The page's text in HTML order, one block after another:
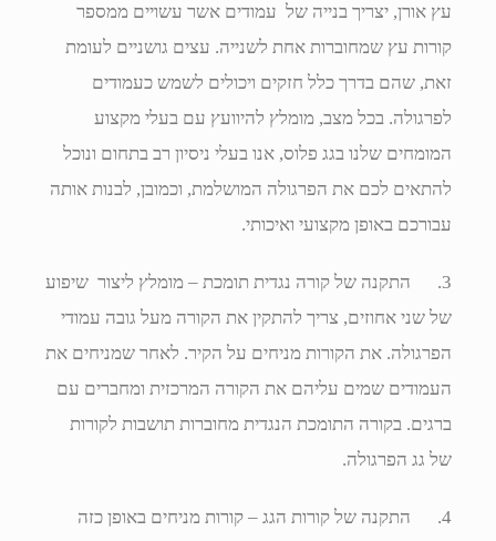
עץ אורן, יצריך בנייה של עמודים אשר עשויים ממספר
קורות עץ שמחוברות אחת לשנייה. עצים גושניים לעומת
זאת, שהם בדרך כלל חזקים ויכולים לשמש כעמודים
לפרגולה. בכל מצב, מומלץ להיוועץ עם בעלי מקצוע
המומחים שלנו בגג פלוס, אנו בעלי ניסיון רב בתחום ונוכל
להתאים לכם את הפרגולה המושלמת, וכמובן, לבנות אותה
עבורכם באופן מקצועי ואיכותי.
3. התקנה של קורה נגדית תומכת – מומלץ ליצור שיפוע
של שני אחוזים, צריך להתקין את הקורה מעל גובה עמודי
הפרגולה. את הקורות מניחים על הקיר. לאחר שמניחים את
העמודים שמים עליהם את הקורה המרכזית ומחברים עם
ברגים. בקורה התומכת הנגדית מחוברות תושבות לקורות
של גג הפרגולה.
4. התקנה של קורות הגג – קורות מניחים באופן כזה